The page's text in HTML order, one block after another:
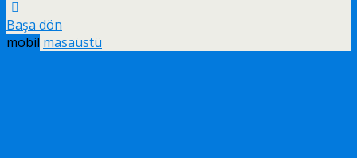
Başa dön
mobil masaüstü